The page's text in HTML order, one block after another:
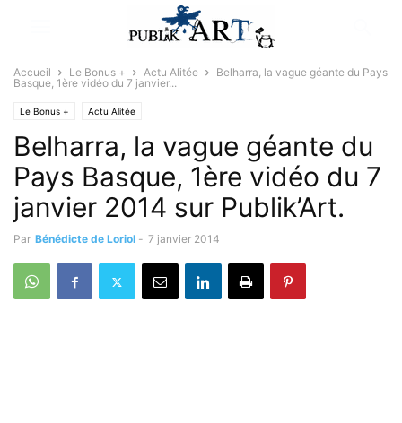
Accueil Le Bonus + Actu Alitée
Belharra, la vague géante du Pays
Basque, 1ère vidéo du 7 janvier...
Le Bonus + Actu Alitée
Belharra, la vague géante du
Pays Basque, 1ère vidéo du 7
janvier 2014 sur Publik’Art.
Par Bénédicte de Loriol - 7 janvier 2014